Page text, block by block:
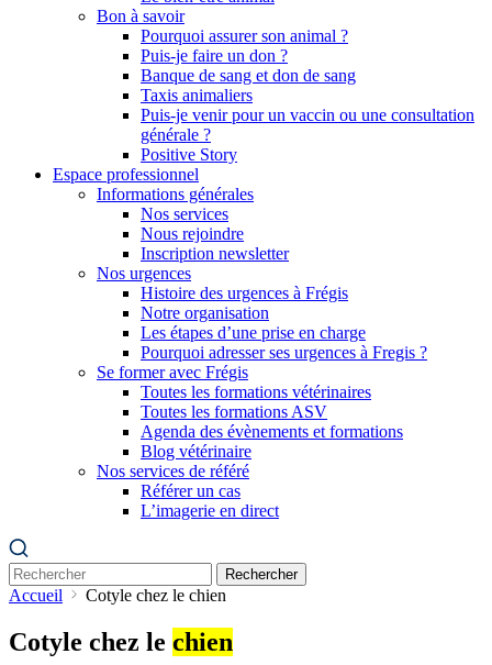
Bon à savoir
Pourquoi assurer son animal ?
Puis-je faire un don ?
Banque de sang et don de sang
Taxis animaliers
Puis-je venir pour un vaccin ou une consultation
générale ?
Positive Story
Espace professionnel
Informations générales
Nos services
Nous rejoindre
Inscription newsletter
Nos urgences
Histoire des urgences à Frégis
Notre organisation
Les étapes d’une prise en charge
Pourquoi adresser ses urgences à Fregis ?
Se former avec Frégis
Toutes les formations vétérinaires
Toutes les formations ASV
Agenda des évènements et formations
Blog vétérinaire
Nos services de référé
Référer un cas
L’imagerie en direct
Rechercher
Accueil Cotyle chez le chien
Cotyle chez le chien